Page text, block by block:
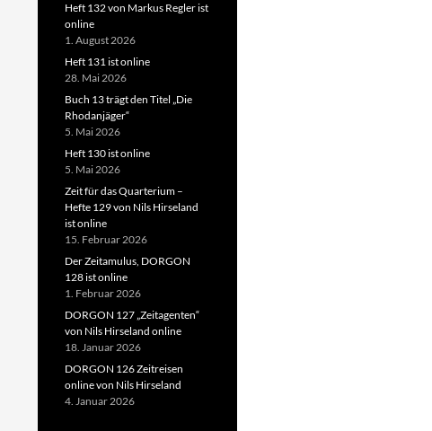
Heft 132 von Markus Regler ist
online
1. August 2026
Heft 131 ist online
28. Mai 2026
Buch 13 trägt den Titel „Die
Rhodanjäger“
5. Mai 2026
Heft 130 ist online
5. Mai 2026
Zeit für das Quarterium –
Hefte 129 von Nils Hirseland
ist online
15. Februar 2026
Der Zeitamulus, DORGON
128 ist online
1. Februar 2026
DORGON 127 „Zeitagenten“
von Nils Hirseland online
18. Januar 2026
DORGON 126 Zeitreisen
online von Nils Hirseland
4. Januar 2026